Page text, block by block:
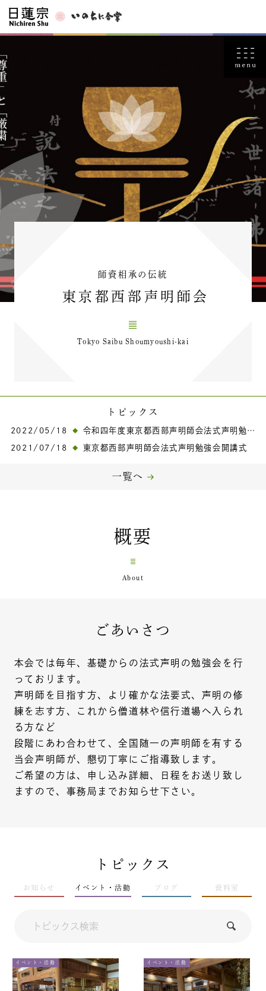
師資相承の伝統
東京都西部声明師会
Tokyo Saibu Shoumyoushi-kai
トピックス
2022/05/18 令和四年度東京都西部声明師会法式声明勉強会開講式
2021/07/18 東京都西部声明師会法式声明勉強会開講式
一覧へ
概要
ごあいさつ
本会では毎年、基礎からの法式声明の勉強会を行
っております。
声明師を目指す方、より確かな法要式、声明の修
練を志す方、これから僧道林や信行道場へ入られ
る方など
段階にあわ合わせて、全国随一の声明師を有する
当会声明師が、懇切丁寧にご指導致します。
ご希望の方は、申し込み詳細、日程をお送り致し
ますので、事務局までお知らせ下さい。
トピックス
お知らせ イベント・活動 ブログ 資料室
イベント・活動 イベント・活動